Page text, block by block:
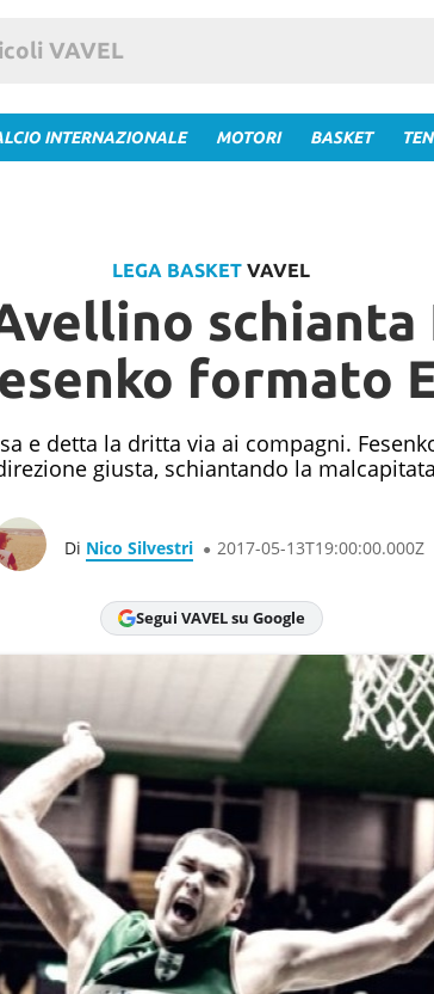
INTERNAZIONALE MOTORI BASKET
LEGA BASKET VAVEL
schianta
formato
e detta la dritta via ai compagni.
giusta, schiantando la
Di Nico Silvestri 2017-05-13T19:00:00.000Z
Segui VAVEL su Google